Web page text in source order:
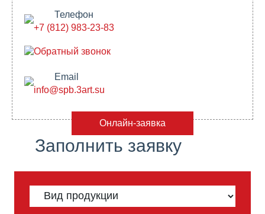
Телефон
+7 (812) 983-23-83
Обратный звонок
Email
info@spb.3art.su
Онлайн-заявка
Заполнить заявку